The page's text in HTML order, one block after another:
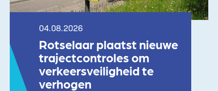
Lees meer04.08.2026
Rotselaar plaatst nieuwe
trajectcontroles om
verkeersveiligheid te
verhogen